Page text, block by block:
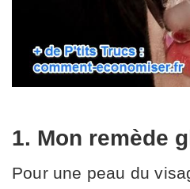
1. Mon remède
Pour une peau du